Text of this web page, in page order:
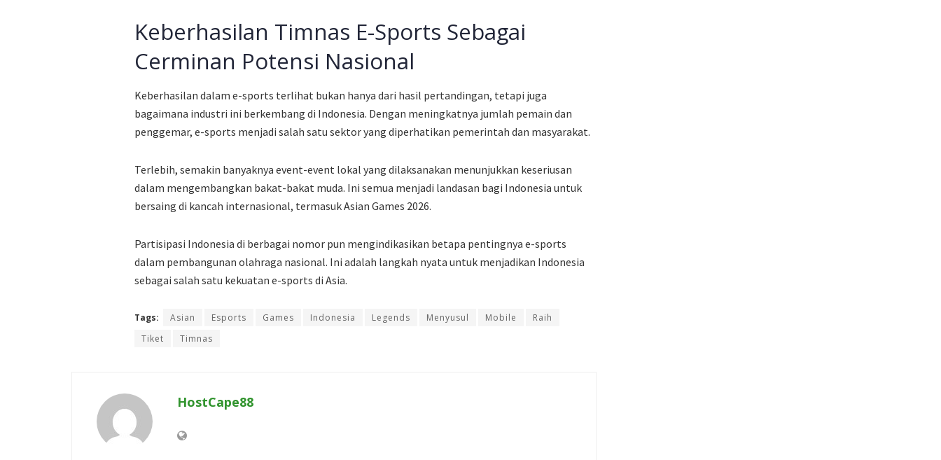
Keberhasilan Timnas E-Sports Sebagai
Cerminan Potensi Nasional
Keberhasilan dalam e-sports terlihat bukan hanya dari hasil pertandingan, tetapi juga
bagaimana industri ini berkembang di Indonesia. Dengan meningkatnya jumlah pemain dan
penggemar, e-sports menjadi salah satu sektor yang diperhatikan pemerintah dan masyarakat.
Terlebih, semakin banyaknya event-event lokal yang dilaksanakan menunjukkan keseriusan
dalam mengembangkan bakat-bakat muda. Ini semua menjadi landasan bagi Indonesia untuk
bersaing di kancah internasional, termasuk Asian Games 2026.
Partisipasi Indonesia di berbagai nomor pun mengindikasikan betapa pentingnya e-sports
dalam pembangunan olahraga nasional. Ini adalah langkah nyata untuk menjadikan Indonesia
sebagai salah satu kekuatan e-sports di Asia.
Tags: Asian Esports Games Indonesia Legends Menyusul Mobile
Raih
Tiket
Timnas
HostCape88